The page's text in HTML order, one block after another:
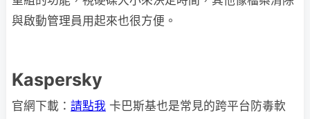
與啟動管理員用起來也很方便。
Kaspersky
官網下載： 請點我 卡巴斯基也是常見的跨平台防毒軟